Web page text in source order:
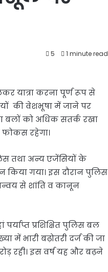
5 1 minute read
यात्रा करना पूर्ण रूप से
की वेशभूषा में जाने पर
बलों को अधिक सतर्क रखा
रहेगा।
तथा अन्य एजेंसियों के
गया। इस दौरान पुलिस
से शांति व कानून
प्रशिक्षित पुलिस बल
में भारी बढ़ोतरी दर्ज की जा
रही। इस वर्ष यह और बढ़ने